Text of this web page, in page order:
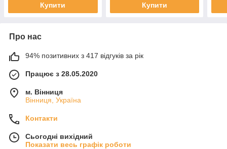
Купити Купити
Про нас
94% позитивних з 417 відгуків за рік
Працює з 28.05.2020
м. Вінниця
Вінниця, Україна
Контакти
Сьогодні вихідний
Показати весь графік роботи